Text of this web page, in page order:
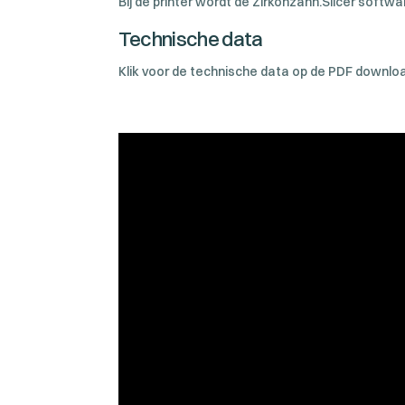
Technische data
Klik voor de technische data op de PDF